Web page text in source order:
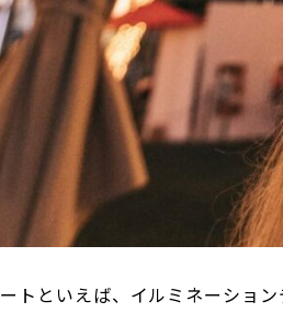
トといえば、イルミネーション